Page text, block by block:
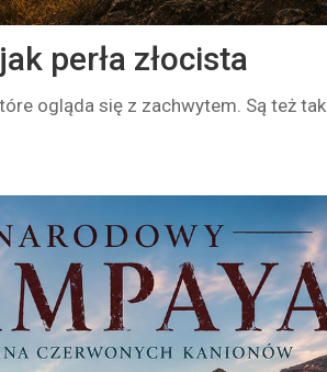
perła złocista
ogląda się z zachwytem. Są też